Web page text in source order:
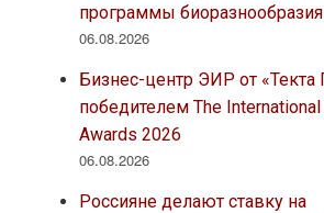
программы биоразнообразия
06.08.2026
Бизнес-центр ЭИР от «Текта
победителем The
Awards 2026
06.08.2026
Россияне делают ставку на